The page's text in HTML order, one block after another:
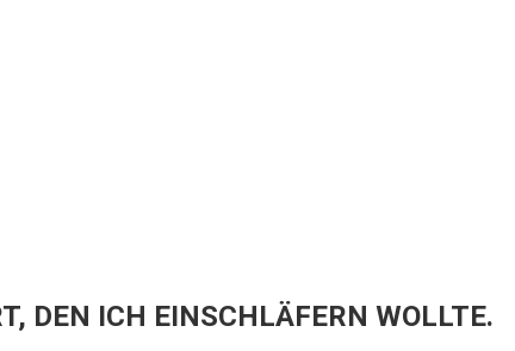
DEN ICH EINSCHLÄFERN WOLLTE.